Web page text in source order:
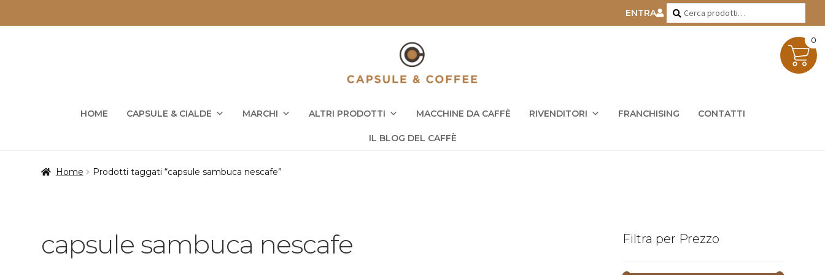
ENTRA Cerca:
Cerca
HOME CAPSULE & CIALDE MARCHI ALTRI PRODOTTI MACCHINE DA CAFFÈ RIVENDITORI FRANCHISING CONTATTI
IL BLOG DEL CAFFÈ
Home Prodotti taggati “capsule sambuca nescafe”
capsule sambuca nescafe Filtra per Prezzo
0